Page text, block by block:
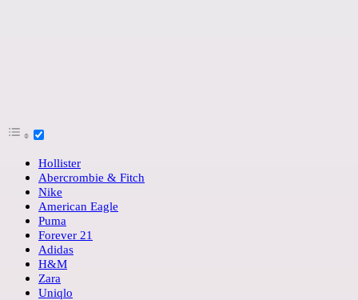
Hollister
Abercrombie & Fitch
Nike
American Eagle
Puma
Forever 21
Adidas
H&M
Zara
Uniqlo